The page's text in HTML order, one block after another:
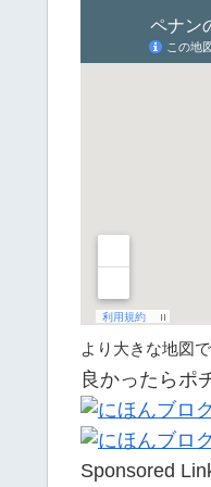
より大きな地図で
良かったらポ
Sponsored